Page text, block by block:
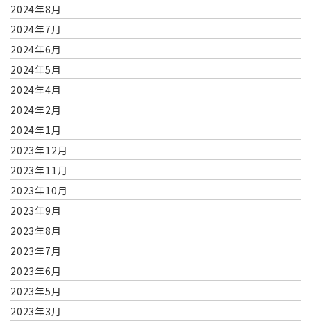
2024年8月
2024年7月
2024年6月
2024年5月
2024年4月
2024年2月
2024年1月
2023年12月
2023年11月
2023年10月
2023年9月
2023年8月
2023年7月
2023年6月
2023年5月
2023年3月